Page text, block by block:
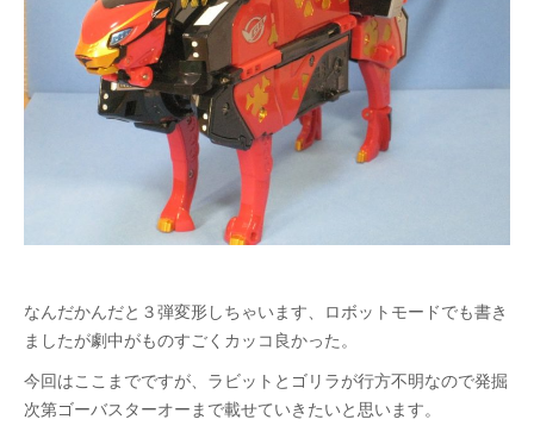
なんだかんだと３弾変形しちゃいます、ロボットモードでも書き
ましたが劇中がものすごくカッコ良かった。
今回はここまでですが、 ラビットとゴリラが行方不明なので発掘
次第ゴーバスターオーまで載せていきたいと思います。